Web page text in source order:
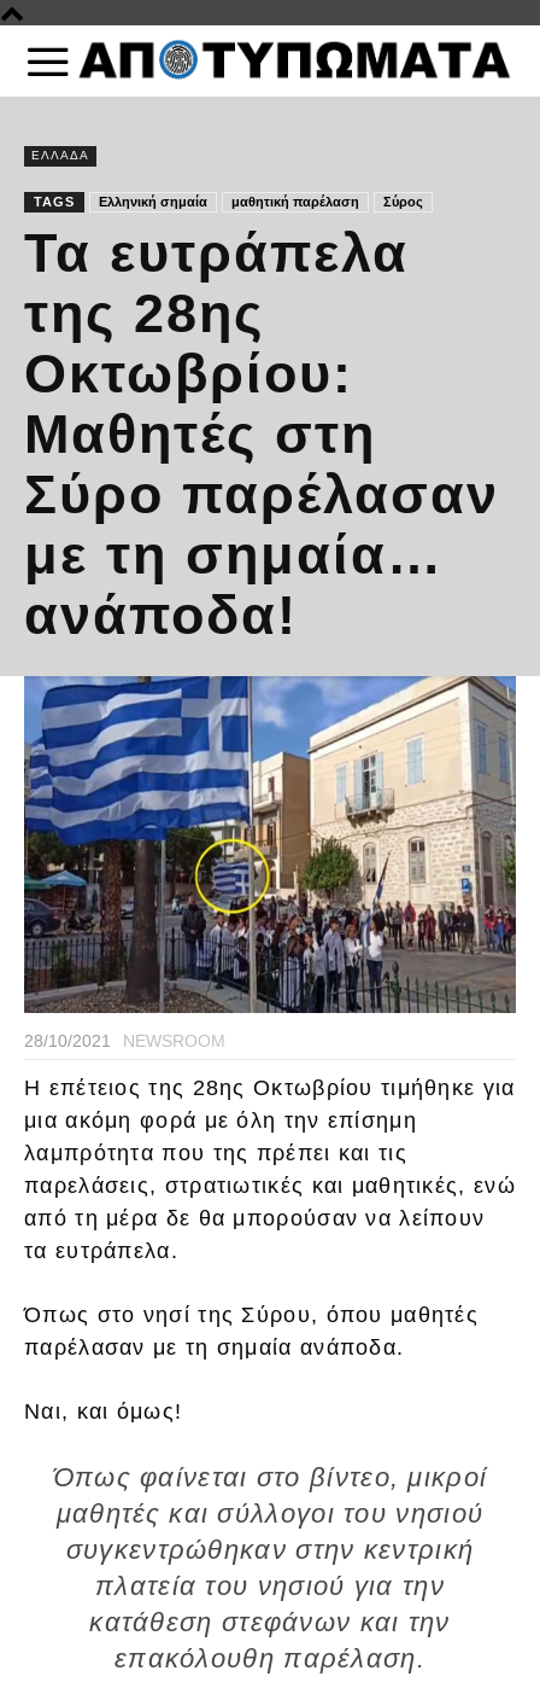
ΕΛΛΑΔΑ
TAGS Ελληνική σημαία μαθητική παρέλαση Σύρος
Τα ευτράπελα
της 28ης
Οκτωβρίου:
Μαθητές στη
Σύρο παρέλασαν
με τη σημαία…
ανάποδα!
28/10/2021 NEWSROOM
Η επέτειος της 28ης Οκτωβρίου τιμήθηκε για
μια ακόμη φορά με όλη την επίσημη
λαμπρότητα που της πρέπει και τις
παρελάσεις, στρατιωτικές και μαθητικές, ενώ
από τη μέρα δε θα μπορούσαν να λείπουν
τα ευτράπελα.
Όπως στο νησί της Σύρου, όπου μαθητές
παρέλασαν με τη σημαία ανάποδα.
Ναι, και όμως!
Όπως φαίνεται στο βίντεο, μικροί
μαθητές και σύλλογοι του νησιού
συγκεντρώθηκαν στην κεντρική
πλατεία του νησιού για την
κατάθεση στεφάνων και την
επακόλουθη παρέλαση.